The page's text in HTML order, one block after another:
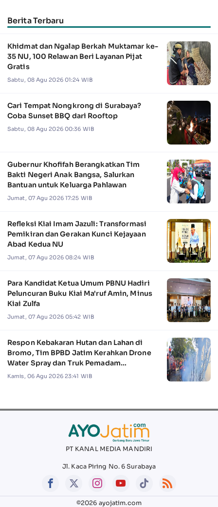
Berita Terbaru
Khidmat dan Ngalap Berkah Muktamar ke-
35 NU, 100 Relawan Beri Layanan Pijat
Gratis
Sabtu, 08 Agu 2026 01:24 WIB
Cari Tempat Nongkrong di Surabaya?
Coba Sunset BBQ dari Rooftop
Sabtu, 08 Agu 2026 00:36 WIB
Gubernur Khofifah Berangkatkan Tim
Bakti Negeri Anak Bangsa, Salurkan
Bantuan untuk Keluarga Pahlawan
Jumat, 07 Agu 2026 17:25 WIB
Refleksi Kiai Imam Jazuli: Transformasi
Pemikiran dan Gerakan Kunci Kejayaan
Abad Kedua NU
Jumat, 07 Agu 2026 08:24 WIB
Para Kandidat Ketua Umum PBNU Hadiri
Peluncuran Buku Kiai Ma'ruf Amin, Minus
Kiai Zulfa
Jumat, 07 Agu 2026 05:42 WIB
Respon Kebakaran Hutan dan Lahan di
Bromo, Tim BPBD Jatim Kerahkan Drone
Water Spray dan Truk Pemadam
Kebakaran
Kamis, 06 Agu 2026 23:41 WIB
PT KANAL MEDIA MANDIRI
Jl. Kaca Piring No. 6 Surabaya
©2026 ayojatim.com